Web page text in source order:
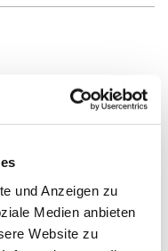
und Anzeigen zu
Medien anbieten
Website zu